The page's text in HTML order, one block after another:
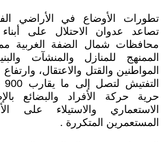
تطورات الأوضاع في الأراضي
تصاعد عدوان الاحتلال على
محافظات شمال الضفة الغربية
الممنهج للمنازل والمنشآت
المواطنين والقتل والاعتقال،
حرية حركة الأفراد والبضائع
الاستعماري والاستيلاء على
المستعمرين المتكررة .